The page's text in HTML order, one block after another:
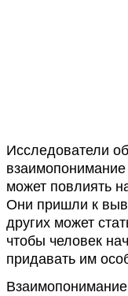
Исследователи
может повлиять
Они пришли к
других может
чтобы человек
придавать им